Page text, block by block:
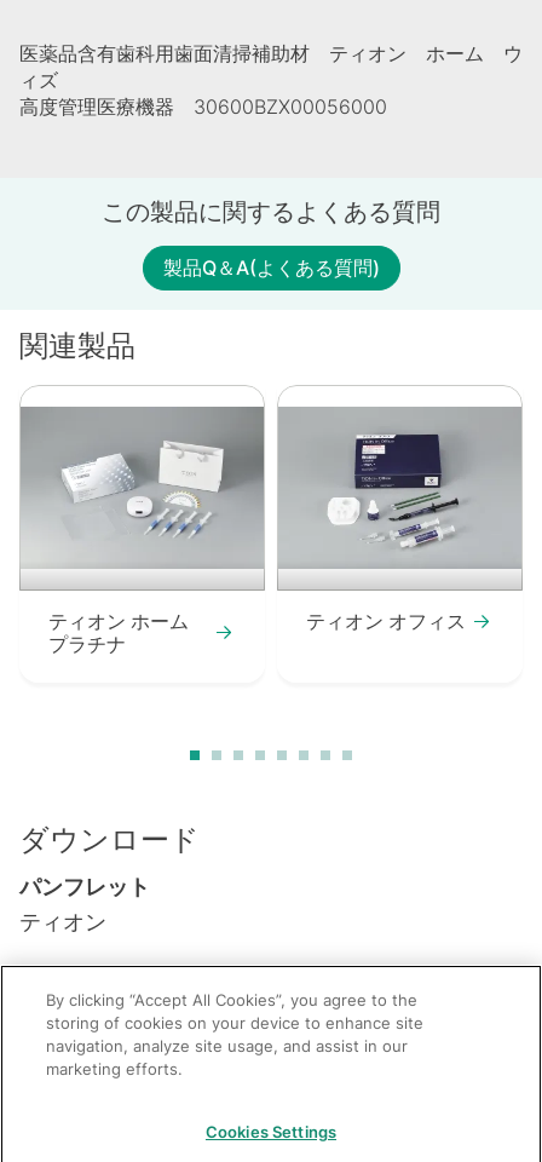
医薬品含有歯科用歯面清掃補助材 ティオン ホーム ウ
ィズ
高度管理医療機器 30600BZX00056000
この製品に関するよくある質問
製品Q＆A(よくある質問)
関連製品
ティオン ホーム
プラチナ
ティオン オフィス
ダウンロード
パンフレット
ティオン
ティオン ホーム
By clicking “Accept All Cookies”, you agree to the
storing of cookies on your device to enhance site
navigation, analyze site usage, and assist in our
marketing efforts.
Cookies Settings